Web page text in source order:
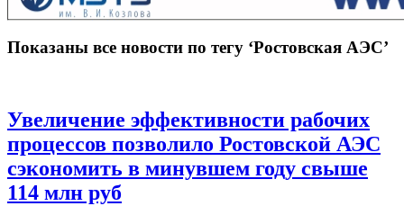
Показаны все новости по тегу ‘Ростовская АЭС’
Увеличение эффективности рабочих
процессов позволило Ростовской АЭС
сэкономить в минувшем году свыше
114 млн руб